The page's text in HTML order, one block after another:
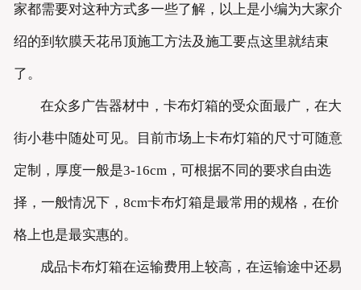
家都需要对这种方式多一些了解，以上是小编为大家介
绍的到软膜天花吊顶施工方法及施工要点这里就结束
了。
在众多广告器材中，卡布灯箱的受众面最广，在大
街小巷中随处可见。目前市场上卡布灯箱的尺寸可随意
定制，厚度一般是3-16cm，可根据不同的要求自由选
择，一般情况下，8cm卡布灯箱是最常用的规格，在价
格上也是最实惠的。
成品卡布灯箱在运输费用上较高，在运输途中还易